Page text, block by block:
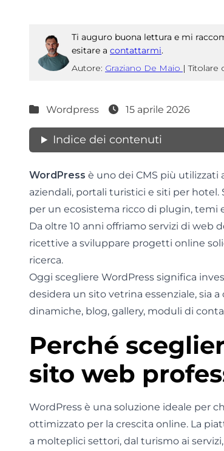
Ti auguro buona lettura e mi
esitare a contattarmi.
Autore: Graziano De Maio | Titolare
Wordpress 15 aprile 2026
Indice dei contenuti
WordPress è uno dei CMS più utilizzati
aziendali, portali turistici e siti per hotel.
per un ecosistema ricco di plugin, temi
Da oltre 10 anni offriamo servizi di web
ricettive a sviluppare progetti online
ricerca.
Oggi scegliere WordPress significa
desidera un sito vetrina essenziale, sia
dinamiche, blog, gallery, moduli di
Perché
sito web
WordPress è una soluzione ideale per
ottimizzato per la crescita online. La
a molteplici settori, dal turismo ai